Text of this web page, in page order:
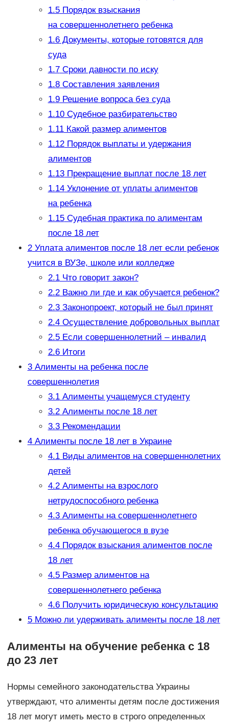
1.5Порядок взыскания
на совершеннолетнего ребенка
1.6Документы, которые готовятся для
суда
1.7Сроки давности по иску
1.8Составления заявления
1.9Решение вопроса без суда
1.10Судебное разбирательство
1.11Какой размер алиментов
1.12Порядок выплаты и удержания
алиментов
1.13Прекращение выплат после 18 лет
1.14Уклонение от уплаты алиментов
на ребенка
1.15Судебная практика по алиментам
после 18 лет
2Уплата алиментов после 18 лет если ребенок
учится в ВУЗе, школе или колледже
2.1Что говорит закон?
2.2Важно ли где и как обучается ребенок?
2.3Законопроект, который не был принят
2.4Осуществление добровольных выплат
2.5Если совершеннолетний – инвалид
2.6Итоги
3Алименты на ребенка после
совершеннолетия
3.1Алименты учащемуся студенту
3.2Алименты после 18 лет
3.3Рекомендации
4Алименты после 18 лет в Украине
4.1Виды алиментов на совершеннолетних
детей
4.2Алименты на взрослого
нетрудоспособного ребенка
4.3Алименты на совершеннолетнего
ребенка обучающегося в вузе
4.4Порядок взыскания алиментов после
18 лет
4.5Размер алиментов на
совершеннолетнего ребенка
4.6Получить юридическую консультацию
5Можно ли удерживать алименты после 18 лет
Алименты на обучение ребенка с 18
до 23 лет
Нормы семейного законодательства Украины
утверждают, что алименты детям после достижения
18 лет могут иметь место в строго определенных